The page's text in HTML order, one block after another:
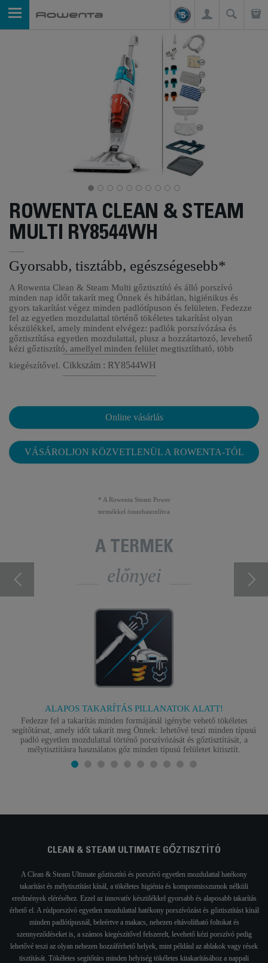
ROWENTA CLEAN & STEAM
MULTI RY8544WH
Gyorsabb, tisztább, egészségesebb*
A Rowenta Clean & Steam Multi gőztisztító és álló porszívó
minden nap időt takarít meg Önnek és hibátlan, higiénikus és
gyors takarítást végez minden padlótípuson és felületen. Fedezze
fel az egyetlen mozdulattal történő tökéletes takarítást olyan
készülékkel, amely mindent elvégez: padlók porszívózása és
gőztisztítása egyetlen mozdulattal, plusz a hozzátartozó, levehető
kézi gőztisztító, amellyel minden felület megtisztítható, több
kiegészítővel. Cikkszám : RY8544WH
Online vásárlás
VÁSÁROLJON KÖZVETLENÜL A ROWENTA-TÓL
* A Rowenta Steam Power
termékkel összehasonlítva
A TERMÉK
előnyei
ALAPOS TAKARÍTÁS PILLANATOK ALATT!
Fedezze fel a takarítás minden formájánál igénybe vehető tökéletes
segítőtársat, amely időt takarít meg Önnek: lehetővé teszi minden típusú
padló egyetlen mozdulattal történő porszívózását és gőztisztítását, a
mélytisztításra használatos gőz minden típusú felületet kitisztít.
CLEAN & STEAM ULTIMATE GŐZTISZTÍTÓ
A Clean & Steam Ultimate gőztisztító és porszívó egyetlen mozdulattal hatékony
takarítást és mélytisztítást kínál, a tökéletes higiénia és kompromisszumok nélküli
eredmények eléréséhez. Ezzel az innovatív készülékkel gyorsabb és alaposabb takarítás
érhető el. A rúdporszívó egyetlen mozdulattal hatékony porszívózást és gőztisztítást kínál
minden padlótípusnál, beleértve a makacs, nehezen eltávolítható foltokat és
szennyeződéseket is, a számos kiegészítővel felszerelt, levehető kézi porszívó pedig
lehetővé teszi az olyan nehezen hozzáférhető helyek, mint például az ablakok vagy rések
tisztítását. Tökéletes segítőtárs minden helyiség tökéletes kitakarításához a nappali